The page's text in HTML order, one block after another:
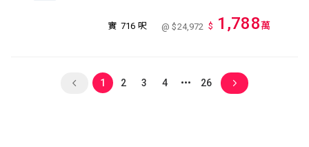
實 716 呎 @ $24,972 $ 1,788萬
1 2 3 4 26